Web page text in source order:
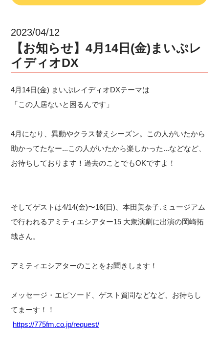
2023/04/12
【お知らせ】4月14日(金)まいぷレ
イディオDX
4月14日(金) まいぷレイディオDXテーマは
「この人居ないと困るんです」
4月になり、異動やクラス替えシーズン。この人がいたから
助かってたなー...この人がいたから楽しかった...などなど、
お待ちしております！過去のことでもOKですよ！
そしてゲストは4/14(金)〜16(日)、本田美奈子.ミュージアム
で行われるアミティエシアター15 大衆演劇に出演の岡崎拓
哉さん。
アミティエシアターのことをお聞きします！
メッセージ・エピソード、ゲスト質問などなど、お待ちし
てまーす！！
https://775fm.co.jp/request/